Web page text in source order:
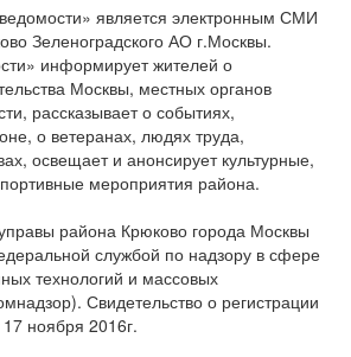
является электронным СМИ
Зеленоградского АО г.Москвы.
информирует жителей о
Москвы, местных органов
рассказывает о событиях,
о ветеранах, людях труда,
освещает и анонсирует культурные,
мероприятия района.
района Крюково города Москвы
службой по надзору в сфере
технологий и массовых
Свидетельство о регистрации
ноября 2016г.